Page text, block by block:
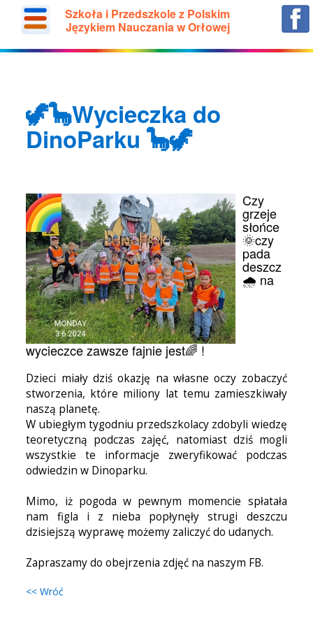
Szkoła i Przedszkole z Polskim
Językiem Nauczania w Orłowej
🦖🦕Wycieczka do
DinoParku 🦕🦖
Czy
grzeje
słońce
🌞czy
pada
deszcz
🌧 na
wycieczce zawsze fajnie jest🌈 !
Dzieci miały dziś okazję na własne oczy zobaczyć
stworzenia, które miliony lat temu zamieszkiwały
naszą planetę.
W ubiegłym tygodniu przedszkolacy zdobyli wiedzę
teoretyczną podczas zajęć, natomiast dziś mogli
wszystkie te informacje zweryfikować podczas
odwiedzin w Dinoparku.
Mimo, iż pogoda w pewnym momencie spłatała
nam figla i z nieba popłynęły strugi deszczu
dzisiejszą wyprawę możemy zaliczyć do udanych.
Zapraszamy do obejrzenia zdjęć na naszym FB.
<< Wróć